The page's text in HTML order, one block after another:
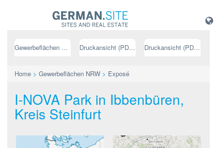
Gewerbeflächen NRW Druckansicht (PDF) // deutsch Druckansicht (PDF) // englisch
Home > Gewerbeflächen NRW > Exposé
I-NOVA Park in Ibbenbüren,
Kreis Steinfurt